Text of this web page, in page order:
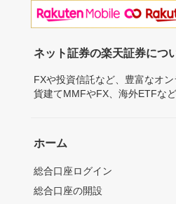
ネット証券の楽天証券につ
FXや投資信託など、豊富なオ
貨建てMMFやFX、海外ETFな
ホーム
総合口座ログイン
総合口座の開設